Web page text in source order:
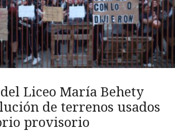
Liceo María Behety
de terrenos usados
provisorio